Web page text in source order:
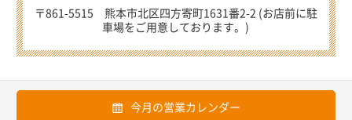
〒861-5515 熊本市北区四方寄町1631番2-2 (お店前に駐
車場をご用意しております。)
今月の営業カレンダー